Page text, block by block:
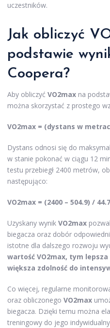
uczestników.
Jak obliczyć
podstawie
Coopera?
Aby obliczyć VO2max na
można skorzystać z prostego
VO2max = (dystans w
Dystans odnosi się do
w stanie pokonać w ciągu 12
testu przebiegł 2400 metrów,
następująco:
VO2max = (2400 – 504.9) /
Uzyskany wynik VO2max
biegacza oraz dobór
istotne dla dalszego rozwoju
wartość VO2max, tym
większa zdolność do
Co więcej, regularne
oraz obliczonego VO2max
biegacza. Dzięki temu można
treningowy do jego